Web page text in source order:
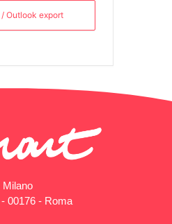
Outlook export
Milano
00176 - Roma